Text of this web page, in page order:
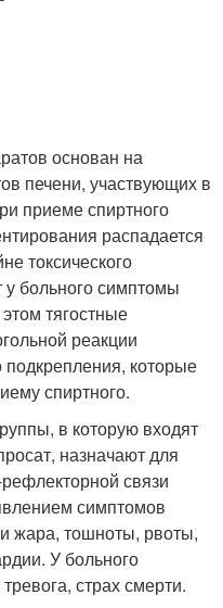
основан на
печени, участвующих в
приеме спиртного
распадается
токсического
больного симптомы
тягостные
реакции
которые
спиртного.
в которую входят
назначают для
связи
симптомов
жара, тошноты, рвоты,
У больного
страх смерти.